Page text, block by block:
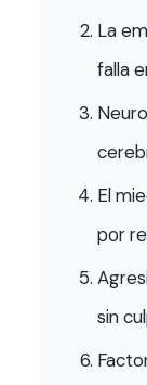
La
falla
El
por
sin